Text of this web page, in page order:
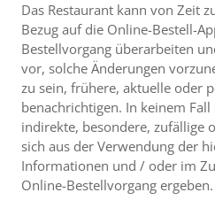
Das Restaurant kann von Zeit
Bezug auf die Online-Bestell-
Bestellvorgang überarbeiten
vor, solche Änderungen
zu sein, frühere, aktuelle oder
benachrichtigen. In keinem
indirekte, besondere, zufällige
sich aus der Verwendung der
Informationen und / oder im
Online-Bestellvorgang ergeben.